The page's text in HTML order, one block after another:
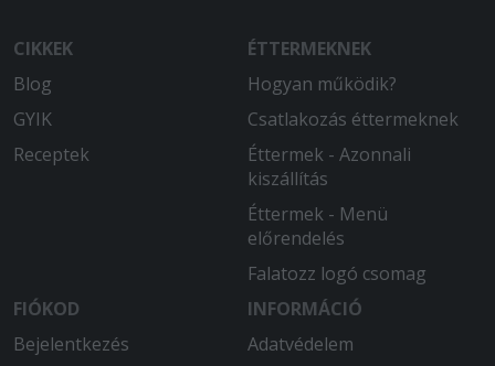
Hideg volt minden étel !
Nekem eléggé zsíros volt a burgonya, a
pizza tészta nem volt rendesen
megsütve. Ízre mind a kettő jó volt.
Rendben ment minden. Elégedett
CIKKEK
Blog
GYIK
Receptek
ÉTTERMEKNEK
Hogyan működik?
Csatlakozás éttermeknek
Éttermek - Azonnali
kiszállítás
Éttermek - Menü
előrendelés
Falatozz logó csomag
FIÓKOD
Bejelentkezés
INFORMÁCIÓ
Adatvédelem